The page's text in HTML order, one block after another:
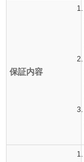
保証内容